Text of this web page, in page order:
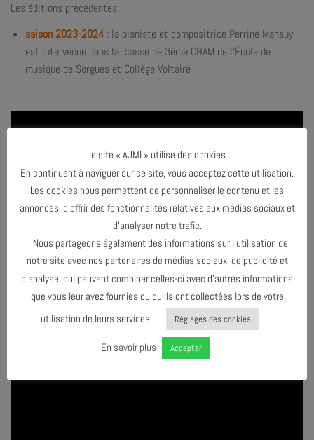
Les éditions précédentes :
saison 2023-2024: la pianiste et compositrice Perrine Mansuy
est intervenue dans la classe de 3ème CHAM de l’École de
musique de Sorgues et Collège Voltaire
Le site « AJMI » utilise des cookies.
En continuant à naviguer sur ce site, vous acceptez cette utilisation.
Les cookies nous permettent de personnaliser le contenu et les
annonces, d’offrir des fonctionnalités relatives aux médias sociaux et
d’analyser notre trafic.
Nous partageons également des informations sur l’utilisation de
notre site avec nos partenaires de médias sociaux, de publicité et
d’analyse, qui peuvent combiner celles-ci avec d’autres informations
que vous leur avez fournies ou qu’ils ont collectées lors de votre
utilisation de leurs services.
Réglages des cookies
En savoir plus Accepter